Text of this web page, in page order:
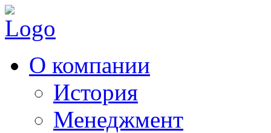
О компании
История
Менеджмент